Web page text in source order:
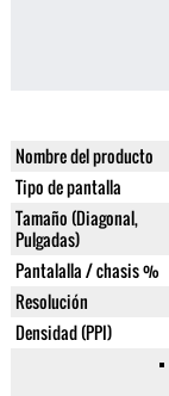
Nombre del producto
Tipo de pantalla
Tamaño (Diagonal,
Pulgadas)
Pantalalla / chasis %
Resolución
Densidad (PPI)